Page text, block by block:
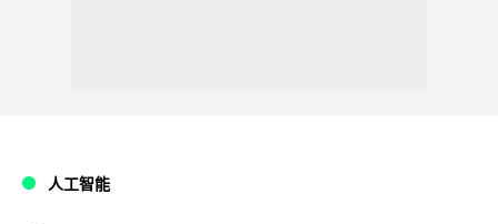
人工智能